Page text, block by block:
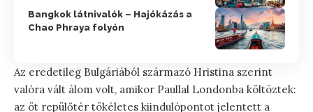
Bangkok látnivalók – Hajókázás a
Chao Phraya folyón
Az eredetileg Bulgáriából származó Hristina szerint
valóra vált álom volt, amikor Paullal Londonba költöztek:
az öt repülőtér tökéletes kiindulópontot jelentett a